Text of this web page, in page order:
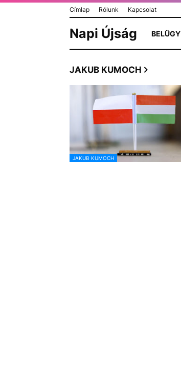
Címlap Rólunk Kapcsolat
Napi Újság BELÜGY
JAKUB KUMOCH
JAKUB KUMOCH